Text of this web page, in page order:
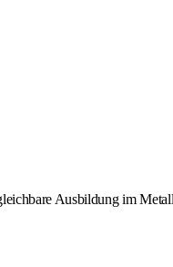
Ausbildung im